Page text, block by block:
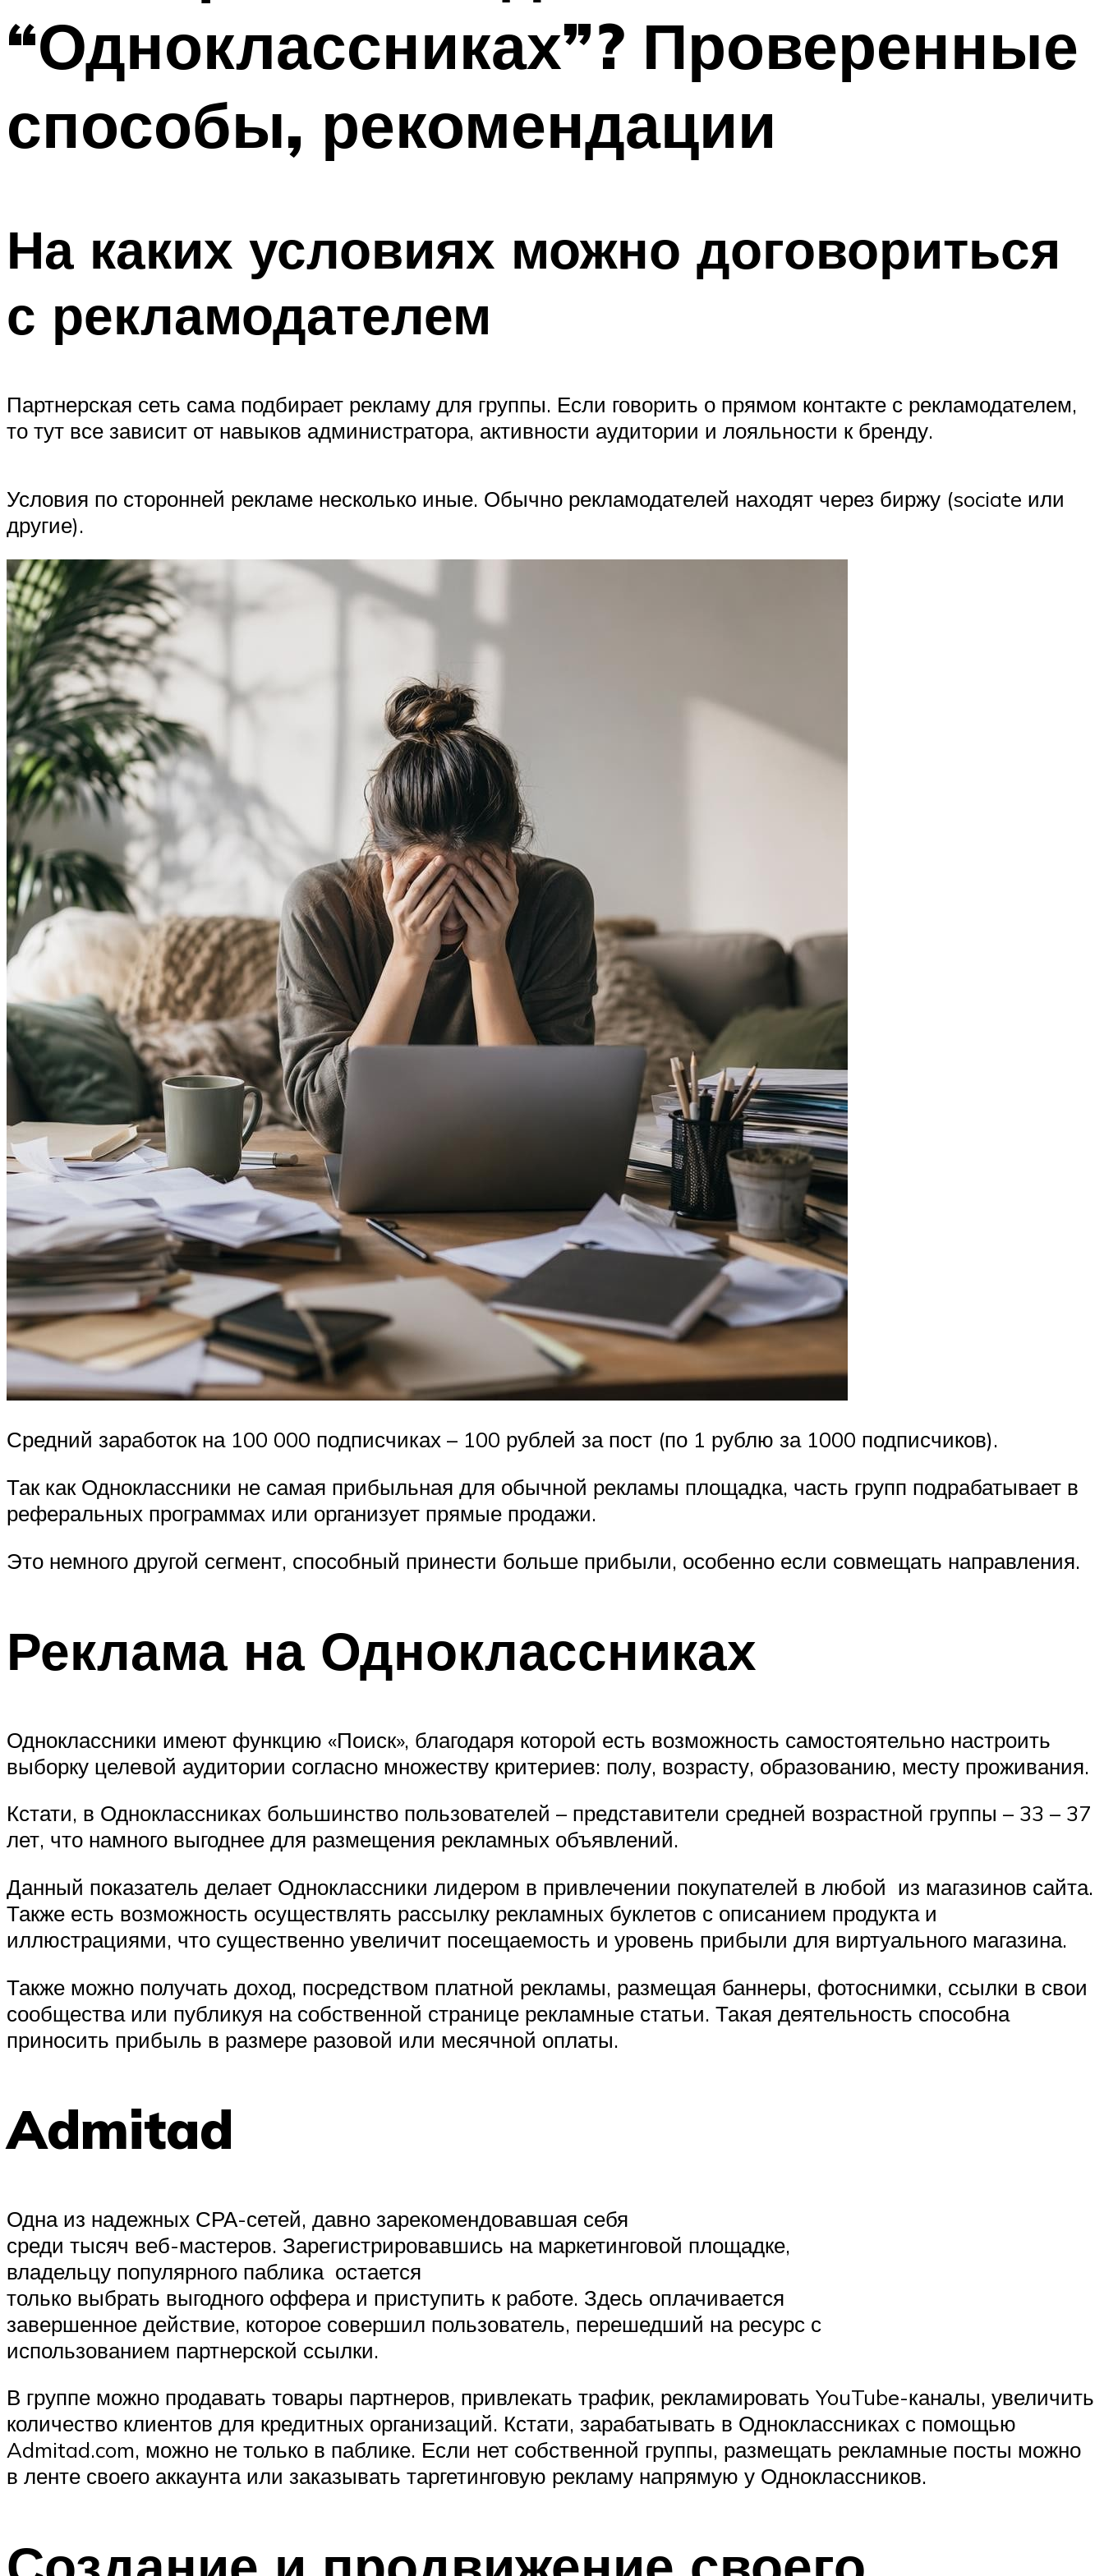
“Одноклассниках”? Проверенные
способы, рекомендации
На каких условиях можно договориться
с рекламодателем
Партнерская сеть сама подбирает рекламу для группы. Если говорить о прямом контакте с рекламодателем,
то тут все зависит от навыков администратора, активности аудитории и лояльности к бренду.
Условия по сторонней рекламе несколько иные. Обычно рекламодателей находят через биржу (sociate или
другие).
Средний заработок на 100 000 подписчиках – 100 рублей за пост (по 1 рублю за 1000 подписчиков).
Так как Одноклассники не самая прибыльная для обычной рекламы площадка, часть групп подрабатывает в
реферальных программах или организует прямые продажи.
Это немного другой сегмент, способный принести больше прибыли, особенно если совмещать направления.
Реклама на Одноклассниках
Одноклассники имеют функцию «Поиск», благодаря которой есть возможность самостоятельно настроить
выборку целевой аудитории согласно множеству критериев: полу, возрасту, образованию, месту проживания.
Кстати, в Одноклассниках большинство пользователей – представители средней возрастной группы – 33 – 37
лет, что намного выгоднее для размещения рекламных объявлений.
Данный показатель делает Одноклассники лидером в привлечении покупателей в любой из магазинов сайта.
Также есть возможность осуществлять рассылку рекламных буклетов с описанием продукта и
иллюстрациями, что существенно увеличит посещаемость и уровень прибыли для виртуального магазина.
Также можно получать доход, посредством платной рекламы, размещая баннеры, фотоснимки, ссылки в свои
сообщества или публикуя на собственной странице рекламные статьи. Такая деятельность способна
приносить прибыль в размере разовой или месячной оплаты.
Admitad
Одна из надежных СРА-сетей, давно зарекомендовавшая себя
среди тысяч веб-мастеров. Зарегистрировавшись на маркетинговой площадке,
владельцу популярного паблика остается
только выбрать выгодного оффера и приступить к работе. Здесь оплачивается
завершенное действие, которое совершил пользователь, перешедший на ресурс с
использованием партнерской ссылки.
В группе можно продавать товары партнеров, привлекать трафик, рекламировать YouTube-каналы, увеличить
количество клиентов для кредитных организаций. Кстати, зарабатывать в Одноклассниках с помощью
Admitad.com, можно не только в паблике. Если нет собственной группы, размещать рекламные посты можно
в ленте своего аккаунта или заказывать таргетинговую рекламу напрямую у Одноклассников.